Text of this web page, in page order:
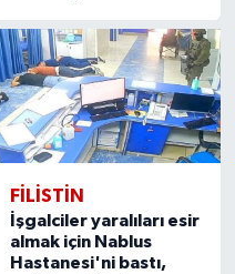
FILISTIN
İşgalciler yaralıları esir
almak için Nablus
Hastanesi'ni bastı,